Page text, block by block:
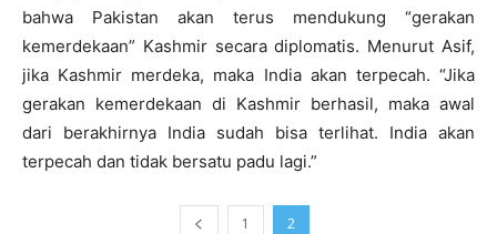
bahwa Pakistan akan terus mendukung “gerakan
kemerdekaan” Kashmir secara diplomatis. Menurut Asif,
jika Kashmir merdeka, maka India akan terpecah. “Jika
gerakan kemerdekaan di Kashmir berhasil, maka awal
dari berakhirnya India sudah bisa terlihat. India akan
terpecah dan tidak bersatu padu lagi.”
1 2